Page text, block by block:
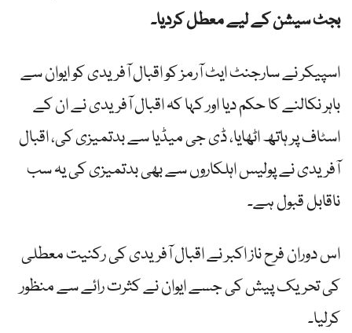
بجٹ سیشن کے لیے معطل کردیا۔
اسپیکر نے سارجنٹ ایٹ آرمز کو اقبال آفریدی کو ایوان سے
باہر نکالنے کا حکم دیا اور کہا کہ اقبال آفریدی نے ان کے
اسٹاف پر ہاتھ اٹھایا، ڈی جی میڈیا سے بدتمیزی کی، اقبال
آفریدی نے پولیس اہلکاروں سے بھی بدتمیزی کی یہ سب
ناقابل قبول ہے۔
اس دوران فرح ناز اکبر نے اقبال آفریدی کی رکنیت معطلی
کی تحریک پیش کی جسے ایوان نے کثرت رائے سے منظور
کرلیا۔